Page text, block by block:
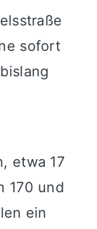
sofort
etwa 17
170 und
ein